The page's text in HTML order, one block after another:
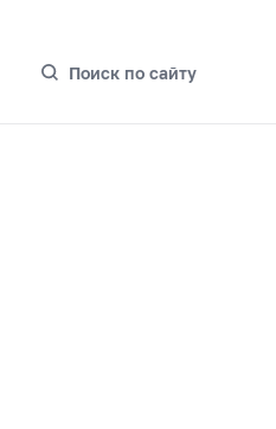
Поиск по сайту